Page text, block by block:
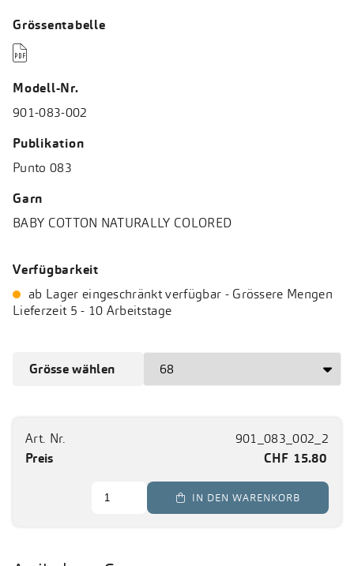
Grössentabelle

Modell-Nr.
901-083-002
Publikation
Punto 083
Garn
BABY COTTON NATURALLY COLORED
Verfügbarkeit
ab Lager eingeschränkt verfügbar - Grössere Mengen
Lieferzeit 5 - 10 Arbeitstage
Grösse wählen
Art. Nr.
901_083_002_2
Preis
CHF 15.80
 IN DEN WARENKORB